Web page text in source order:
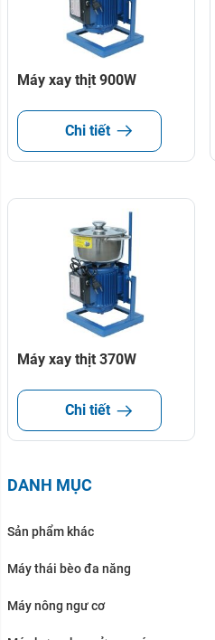
Máy xay thịt 900W
Chi tiết
Máy xay thịt 370W
Chi tiết
DANH MỤC
Sản phẩm khác
Máy thái bèo đa năng
Máy nông ngư cơ